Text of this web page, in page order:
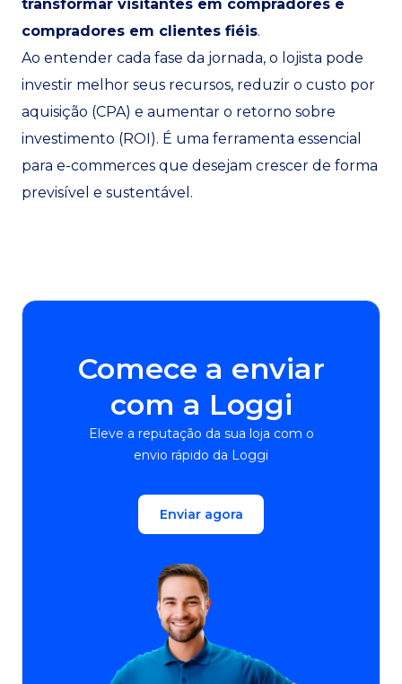
transformar visitantes em compradores e
compradores em clientes fiéis.
Ao entender cada fase da jornada, o lojista pode
investir melhor seus recursos, reduzir o custo por
aquisição (CPA) e aumentar o retorno sobre
investimento (ROI). É uma ferramenta essencial
para e-commerces que desejam crescer de forma
previsível e sustentável.
Comece a enviar
com a Loggi
Eleve a reputação da sua loja com o
envio rápido da Loggi
Enviar agora